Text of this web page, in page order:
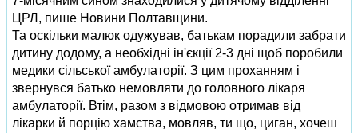
ЦРЛ, пише Новини Полтавщини.
Та оскільки малюк одужував, батькам порадили забрати
дитину додому, а необхідні ін'єкції 2-3 дні щоб поробили
медики сільської амбулаторії. З цим проханням і
звернувся батько немовляти до головного лікаря
амбулаторії. Втім, разом з відмовою отримав від
лікарки й порцію хамства, мовляв, ти що, циган, хочеш